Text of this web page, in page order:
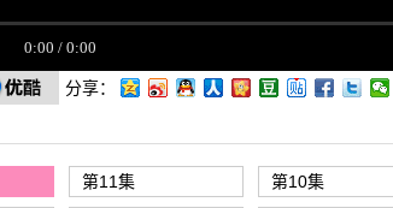
分享：
第11集 第10集